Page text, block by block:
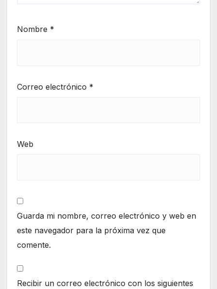
Nombre *
Correo electrónico *
Web
Guarda mi nombre, correo electrónico y web en
este navegador para la próxima vez que
comente.
Recibir un correo electrónico con los siguientes